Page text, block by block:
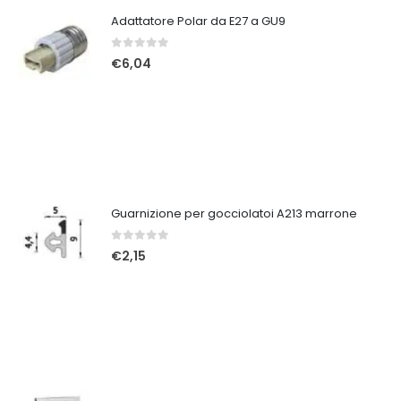
Adattatore Polar da E27 a GU9
Su 5
€6,04
Guarnizione per gocciolatoi A213 marrone
Su 5
€2,15